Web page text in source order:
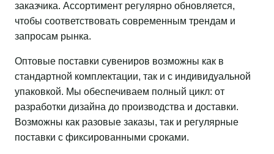
заказчика. Ассортимент регулярно обновляется,
чтобы соответствовать современным трендам и
запросам рынка.
Оптовые поставки сувениров возможны как в
стандартной комплектации, так и с индивидуальной
упаковкой. Мы обеспечиваем полный цикл: от
разработки дизайна до производства и доставки.
Возможны как разовые заказы, так и регулярные
поставки с фиксированными сроками.